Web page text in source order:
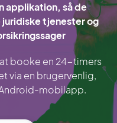
applikation, så de
tjenester og
booke en 24-timers
via en brugervenlig,
mobilapp.